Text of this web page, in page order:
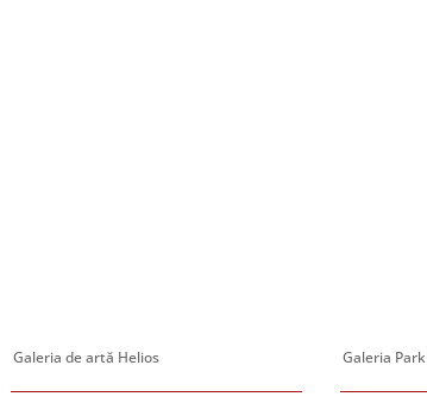
Galeria de artă Helios Galeria Park